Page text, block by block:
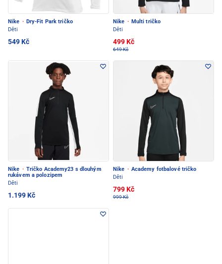
Nike · Dry-Fit Park tričko
Děti
549 Kč
Nike · Multi tričko
Děti
499 Kč
649 Kč
Nike · Tričko Academy23 s dlouhým
rukávem a polozipem
Děti
1.199 Kč
Nike · Academy fotbalové tričko
Děti
799 Kč
999 Kč